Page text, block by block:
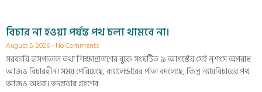
বিচার না হওয়া পর্যন্ত পথ চলা থামবে না।
August 5, 2026 No Comments
সরকারি হাসপাতাল তথা শিক্ষাপ্রাঙ্গণের বুকে সংঘটিত ৯ আগস্টের সেই নৃশংস অপরাধ
আজও বিচারহীন। সময় পেরিয়েছে, ক্যালেন্ডারের পাতা বদলেছে, কিন্তু ন্যায়বিচারের পথ
আজও অধরা। তদন্তভার গ্রহণের